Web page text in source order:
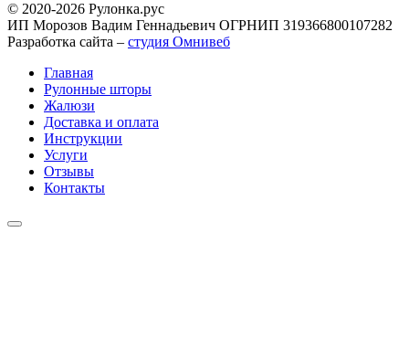
© 2020-2026 Рулонка.рус
ИП Морозов Вадим Геннадьевич ОГРНИП 319366800107282
Разработка сайта – студия Омнивеб
Главная
Рулонные шторы
Жалюзи
Доставка и оплата
Инструкции
Услуги
Отзывы
Контакты